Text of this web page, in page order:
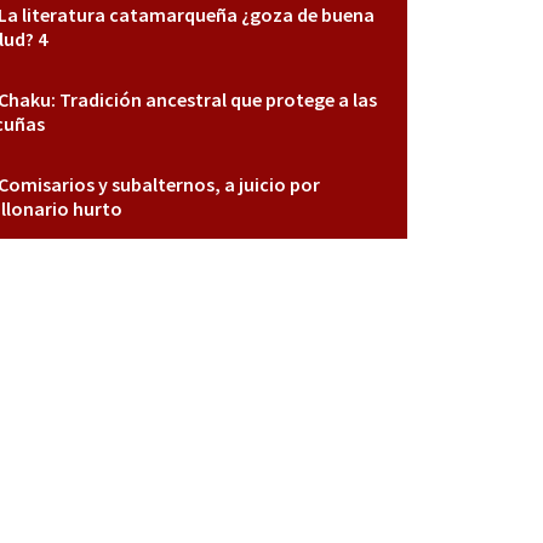
literatura catamarqueña ¿goza de buena
4
Tradición ancestral que protege a las
y subalternos, a juicio por
hurto